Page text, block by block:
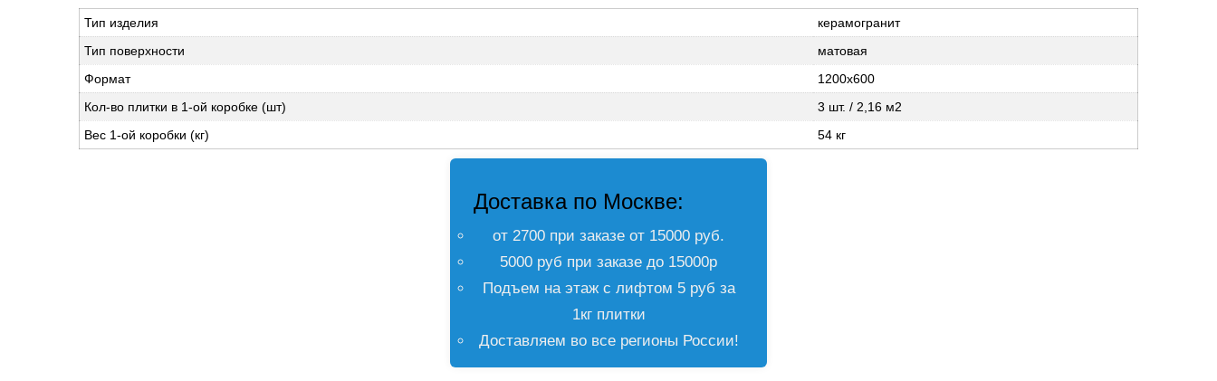
Тип изделия
керамогранит
Тип поверхности
матовая
Формат
1200х600
Кол-во плитки в 1-ой коробке (шт)
3 шт. / 2,16 м2
Вес 1-ой коробки (кг)
54 кг
Доставка по Москве:
от 2700 при заказе от 15000 руб.
5000 руб при заказе до 15000р
Подъем на этаж с лифтом 5 руб за
1кг плитки
Доставляем во все регионы России!